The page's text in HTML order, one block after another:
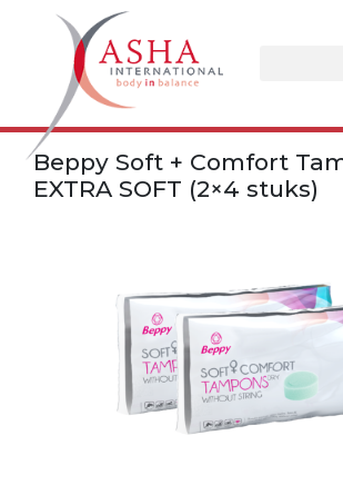
Beppy Soft + Comfort
EXTRA SOFT (2×4 stuks)